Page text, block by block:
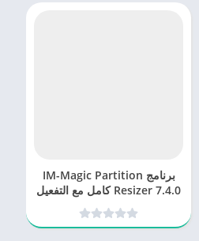
برنامج IM-Magic Partition
Resizer 7.4.0 كامل مع التفعيل
برابط مباشر